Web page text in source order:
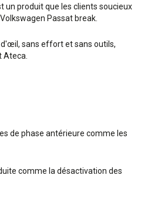
un produit que les clients soucieux
Passat break.
sans effort et sans outils,
de phase antérieure comme les
comme la désactivation des